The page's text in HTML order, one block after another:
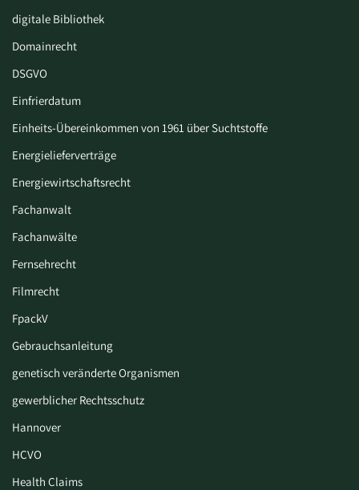
digitale Bibliothek
Domainrecht
DSGVO
Einfrierdatum
Einheits-Übereinkommen von 1961 über Suchtstoffe
Energielieferverträge
Energiewirtschaftsrecht
Fachanwalt
Fachanwälte
Fernsehrecht
Filmrecht
FpackV
Gebrauchsanleitung
genetisch veränderte Organismen
gewerblicher Rechtsschutz
Hannover
HCVO
Health Claims